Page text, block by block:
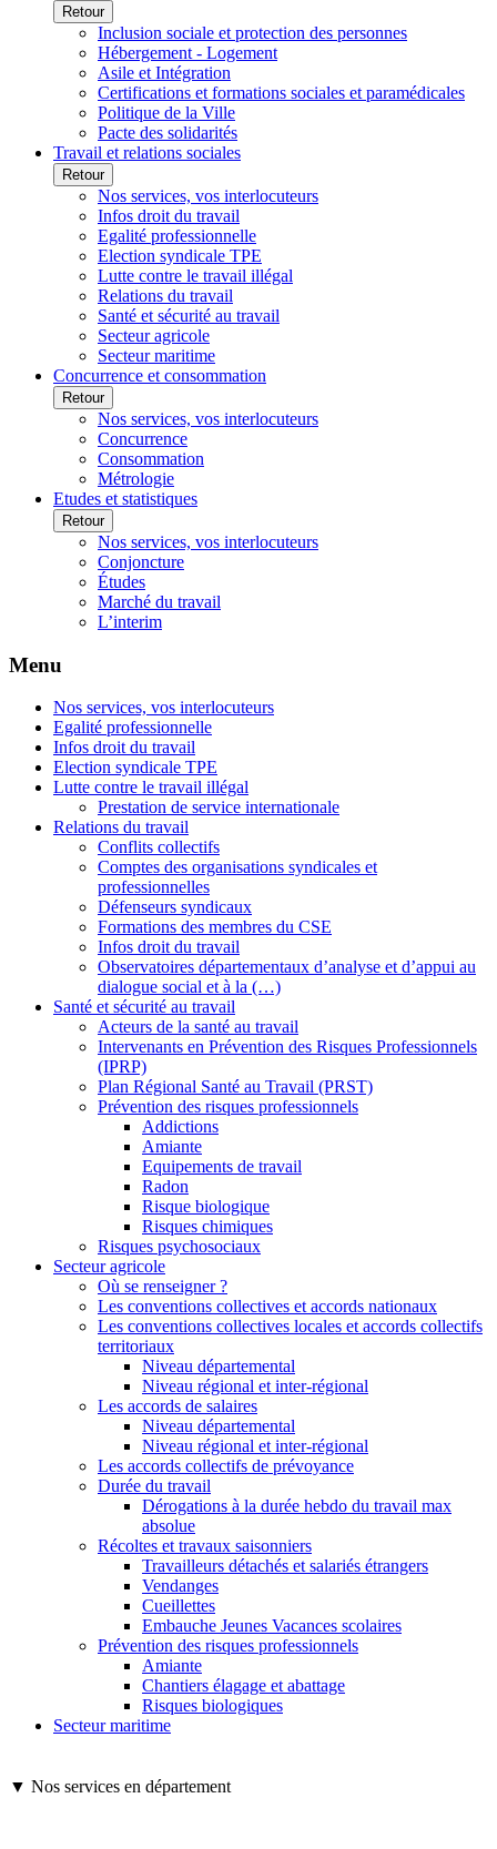
Retour
Inclusion sociale et protection des personnes
Hébergement - Logement
Asile et Intégration
Certifications et formations sociales et paramédicales
Politique de la Ville
Pacte des solidarités
Travail et relations sociales
Retour
Nos services, vos interlocuteurs
Infos droit du travail
Egalité professionnelle
Election syndicale TPE
Lutte contre le travail illégal
Relations du travail
Santé et sécurité au travail
Secteur agricole
Secteur maritime
Concurrence et consommation
Retour
Nos services, vos interlocuteurs
Concurrence
Consommation
Métrologie
Etudes et statistiques
Retour
Nos services, vos interlocuteurs
Conjoncture
Études
Marché du travail
L’interim
Menu
Nos services, vos interlocuteurs
Egalité professionnelle
Infos droit du travail
Election syndicale TPE
Lutte contre le travail illégal
Prestation de service internationale
Relations du travail
Conflits collectifs
Comptes des organisations syndicales et
professionnelles
Défenseurs syndicaux
Formations des membres du CSE
Infos droit du travail
Observatoires départementaux d’analyse et d’appui au
dialogue social et à la (…)
Santé et sécurité au travail
Acteurs de la santé au travail
Intervenants en Prévention des Risques Professionnels
(IPRP)
Plan Régional Santé au Travail (PRST)
Prévention des risques professionnels
Addictions
Amiante
Equipements de travail
Radon
Risque biologique
Risques chimiques
Risques psychosociaux
Secteur agricole
Où se renseigner ?
Les conventions collectives et accords nationaux
Les conventions collectives locales et accords collectifs
territoriaux
Niveau départemental
Niveau régional et inter-régional
Les accords de salaires
Niveau départemental
Niveau régional et inter-régional
Les accords collectifs de prévoyance
Durée du travail
Dérogations à la durée hebdo du travail max
absolue
Récoltes et travaux saisonniers
Travailleurs détachés et salariés étrangers
Vendanges
Cueillettes
Embauche Jeunes Vacances scolaires
Prévention des risques professionnels
Amiante
Chantiers élagage et abattage
Risques biologiques
Secteur maritime
▼ Nos services en département